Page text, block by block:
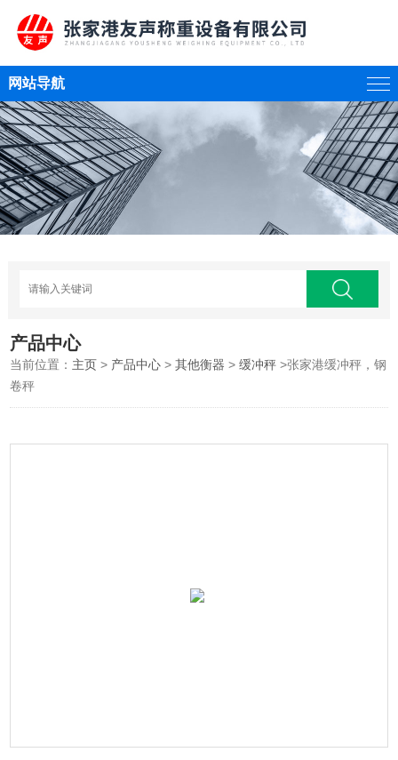
网站导航
产品中心
当前位置： 主页 > 产品中心 >其他衡器 >缓冲秤 >张家港缓冲秤，钢
卷秤